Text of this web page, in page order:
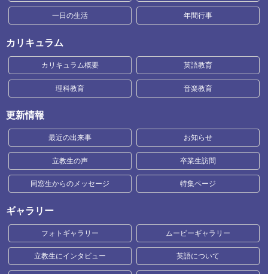
一日の生活 年間行事
カリキュラム
カリキュラム概要 英語教育
理科教育 音楽教育
更新情報
最近の出来事 お知らせ
立教生の声 卒業生訪問
同窓生からのメッセージ 特集ページ
ギャラリー
フォトギャラリー ムービーギャラリー
立教生にインタビュー 英語について